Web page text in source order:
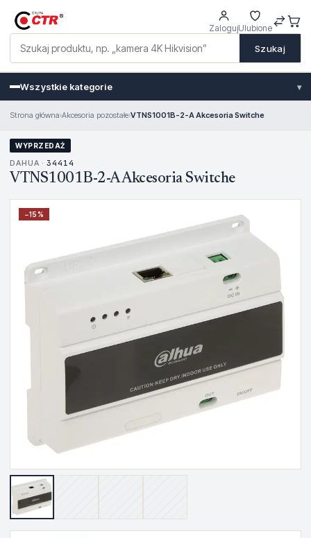
Szukaj
ZalogujUlubione
Wszystkie kategorie ▾
Strona główna›Akcesoria pozostałe›VTNS1001B-2-A Akcesoria Switche
WYPRZEDAŻ
DAHUA · 34414
VTNS1001B-2-A Akcesoria Switche
−15%